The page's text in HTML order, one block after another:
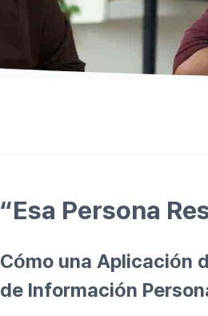
“Esa Persona
Cómo una Aplicación
de Información